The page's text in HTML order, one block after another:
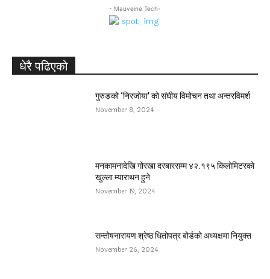
- Mauveine Tech-
धेरै पढिएको
गुरुङको ‘निरजोया’ को संघीय विमोचन तथा अन्तरविमर्श
November 8, 2024
मनकामनादेखि गोरखा दरबारसम्म ४२.१९५ किलोमिटरको
खुल्ला म्याराथन हुने
November 19, 2024
सन्तोषनारायण श्रेष्ठ धितोपत्र बोर्डको अध्यक्षमा नियुक्त
November 26, 2024